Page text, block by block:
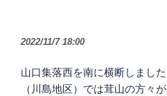
2022/11/7 18:00
山口集落西を南に横断しまし
（川島地区）では茸山の方々